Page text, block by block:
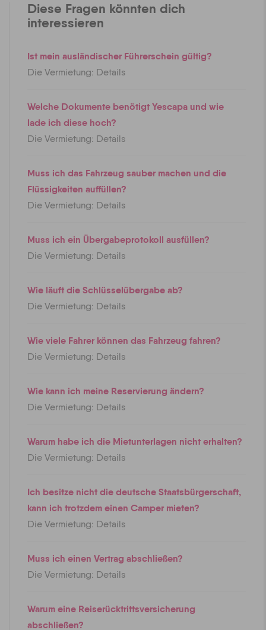
Diese Fragen könnten dich
interessieren
Ist mein ausländischer Führerschein gültig?
Die Vermietung: Details
Welche Dokumente benötigt Yescapa und wie
lade ich diese hoch?
Die Vermietung: Details
Muss ich das Fahrzeug sauber machen und die
Flüssigkeiten auffüllen?
Die Vermietung: Details
Muss ich ein Übergabeprotokoll ausfüllen?
Die Vermietung: Details
Wie läuft die Schlüsselübergabe ab?
Die Vermietung: Details
Wie viele Fahrer können das Fahrzeug fahren?
Die Vermietung: Details
Wie kann ich meine Reservierung ändern?
Die Vermietung: Details
Warum habe ich die Mietunterlagen nicht erhalten?
Die Vermietung: Details
Ich besitze nicht die deutsche Staatsbürgerschaft,
kann ich trotzdem einen Camper mieten?
Die Vermietung: Details
Muss ich einen Vertrag abschließen?
Die Vermietung: Details
Warum eine Reiserücktrittsversicherung
abschließen?